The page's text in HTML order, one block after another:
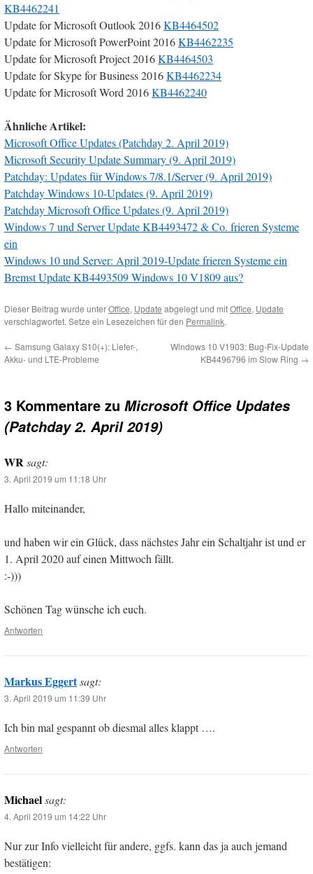
KB4462241
Update for Microsoft Outlook 2016KB4464502
Update for Microsoft PowerPoint 2016KB4462235
Update for Microsoft Project 2016KB4464503
Update for Skype for Business 2016KB4462234
Update for Microsoft Word 2016KB4462240
Ähnliche Artikel:
Microsoft Office Updates (Patchday 2. April 2019)
Microsoft Security Update Summary (9. April 2019)
Patchday: Updates für Windows 7/8.1/Server (9. April 2019)
Patchday Windows 10-Updates (9. April 2019)
Patchday Microsoft Office Updates (9. April 2019)
Windows 7 und Server Update KB4493472 & Co. frieren Systeme
ein
Windows 10 und Server: April 2019-Update frieren Systeme ein
Bremst Update KB4493509 Windows 10 V1809 aus?
Dieser Beitrag wurde unterOffice, Update abgelegt und mitOffice, Update
verschlagwortet. Setze ein Lesezeichen für den Permalink.
← Samsung Galaxy S10(+): Liefer-,
Akku- und LTE-Probleme
Windows 10 V1903: Bug-Fix-Update
KB4496796 im Slow Ring →
3 Kommentare zu Microsoft Office Updates
(Patchday 2. April 2019)
WRsagt:
3. April 2019 um 11:18 Uhr
Hallo miteinander,
und haben wir ein Glück, dass nächstes Jahr ein Schaltjahr ist und er
1. April 2020 auf einen Mittwoch fällt.
:-)))
Schönen Tag wünsche ich euch.
Antworten
Markus Eggertsagt:
3. April 2019 um 11:39 Uhr
Ich bin mal gespannt ob diesmal alles klappt ….
Antworten
Michaelsagt:
4. April 2019 um 14:22 Uhr
Nur zur Info vielleicht für andere, ggfs. kann das ja auch jemand
bestätigen: